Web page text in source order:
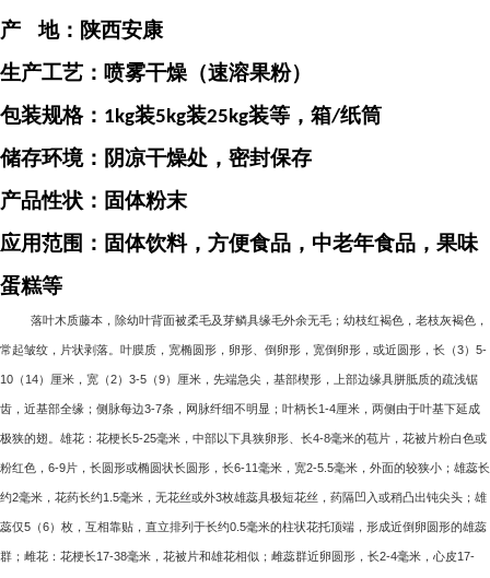
产 地： 陕西安康
生产工艺：喷雾干燥（速溶果粉）
包装规格： 1kg装5kg装25kg装等，箱/纸筒
储存环境：阴凉干燥处，密封保存
产品性状：固体粉末
应用范围：固体饮料，方便食品，中老年食品，果味
蛋糕等
落叶木质藤本，除幼叶背面被柔毛及芽鳞具缘毛外余无毛；幼枝红褐色，老枝灰褐色，
常起皱纹，片状剥落。叶膜质，宽椭圆形，卵形、倒卵形，宽倒卵形，或近圆形，长（3） 5-
10 （ 14）厘米，宽（2） 3-5 （9）厘米，先端急尖，基部楔形，上部边缘具胼胝质的疏浅锯
齿，近基部全缘；侧脉每边3-7条，网脉纤细不明显；叶柄长1-4厘米，两侧由于叶基下延成
极狭的翅。雄花：花梗长5-25毫米，中部以下具狭卵形、长4-8毫米的苞片，花被片粉白色或
粉红色， 6-9片，长圆形或椭圆状长圆形，长6-11毫米，宽2-5.5毫米，外面的较狭小；雄蕊长
约2毫米，花药长约1.5毫米，无花丝或外3枚雄蕊具极短花丝，药隔凹入或稍凸出钝尖头；雄
蕊仅5 （6）枚，互相靠贴，直立排列于长约0.5毫米的柱状花托顶端，形成近倒卵圆形的雄蕊
群；雌花：花梗长17-38毫米，花被片和雄花相似；雌蕊群近卵圆形，长2-4毫米，心皮17-